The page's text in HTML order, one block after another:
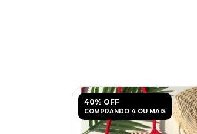
40% OFF
COMPRANDO 4 OU MAIS